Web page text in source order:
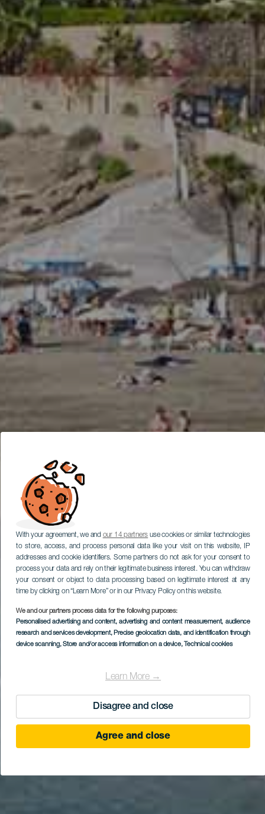
With your agreement, we and our 14 partners use cookies or similar technologies
to store, access, and process personal data like your visit on this website, IP
addresses and cookie identifiers. Some partners do not ask for your consent to
process your data and rely on their legitimate business interest. You can withdraw
your consent or object to data processing based on legitimate interest at any
time by clicking on “Learn More” or in our Privacy Policy on this website.
We and our partners process data for the following purposes:
Personalised advertising and content, advertising and content measurement, audience
research and services development, Precise geolocation data, and identification through
device scanning, Store and/or access information on a device, Technical cookies
Learn More →
Disagree and close
Agree and close